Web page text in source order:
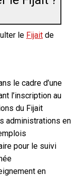
le Fijait de
le cadre d’une
l’inscription au
du Fijait
administrations en
pour le suivi
en